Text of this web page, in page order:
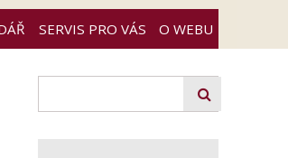
SERVIS PRO VÁS O WEBU